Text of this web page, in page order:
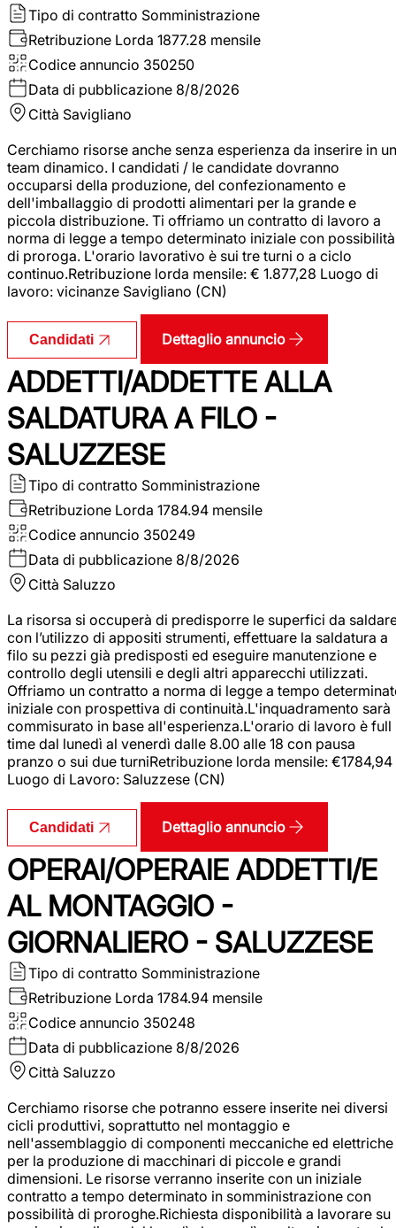
Tipo di contratto Somministrazione
Retribuzione Lorda 1877.28 mensile
Codice annuncio 350250
Data di pubblicazione 8/8/2026
Città Savigliano
Cerchiamo risorse anche senza esperienza da inserire in un
team dinamico. I candidati / le candidate dovranno
occuparsi della produzione, del confezionamento e
dell'imballaggio di prodotti alimentari per la grande e
piccola distribuzione. Ti offriamo un contratto di lavoro a
norma di legge a tempo determinato iniziale con possibilità
di proroga. L'orario lavorativo è sui tre turni o a ciclo
continuo.Retribuzione lorda mensile: € 1.877,28 Luogo di
lavoro: vicinanze Savigliano (CN)
Candidati Dettaglio annuncio
ADDETTI/ADDETTE ALLA
SALDATURA A FILO -
SALUZZESE
Tipo di contratto Somministrazione
Retribuzione Lorda 1784.94 mensile
Codice annuncio 350249
Data di pubblicazione 8/8/2026
Città Saluzzo
La risorsa si occuperà di predisporre le superfici da
con l’utilizzo di appositi strumenti, effettuare la saldatura a
filo su pezzi già predisposti ed eseguire manutenzione e
controllo degli utensili e degli altri apparecchi utilizzati.
Offriamo un contratto a norma di legge a tempo
iniziale con prospettiva di continuità.L'inquadramento sarà
commisurato in base all'esperienza.L'orario di lavoro è full
time dal lunedì al venerdì dalle 8.00 alle 18 con pausa
pranzo o sui due turniRetribuzione lorda mensile: €1784,94
Luogo di Lavoro: Saluzzese (CN)
Candidati Dettaglio annuncio
OPERAI/OPERAIE ADDETTI/E
AL MONTAGGIO -
GIORNALIERO - SALUZZESE
Tipo di contratto Somministrazione
Retribuzione Lorda 1784.94 mensile
Codice annuncio 350248
Data di pubblicazione 8/8/2026
Città Saluzzo
Cerchiamo risorse che potranno essere inserite nei diversi
cicli produttivi, soprattutto nel montaggio e
nell'assemblaggio di componenti meccaniche ed elettriche
per la produzione di macchinari di piccole e grandi
dimensioni. Le risorse verranno inserite con un iniziale
contratto a tempo determinato in somministrazione con
possibilità di proroghe.Richiesta disponibilità a lavorare su